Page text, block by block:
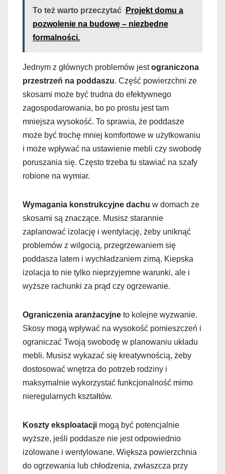
To też warto przeczytać
Projekt domu a
pozwolenie na budowę – niezbędne
formalności.
Jednym z głównych problemów jestograniczona
przestrzeń na poddaszu. Część powierzchni ze
skosami może być trudna do efektywnego
zagospodarowania, bo po prostu jest tam
mniejsza wysokość. To sprawia, że poddasze
może być trochę mniej komfortowe w użytkowaniu
i może wpływać na ustawienie mebli czy swobodę
poruszania się. Często trzeba tu stawiać na szafy
robione na wymiar.
Wymagania konstrukcyjne dachu w domach ze
skosami są znaczące. Musisz starannie
zaplanować izolację i wentylację, żeby uniknąć
problemów z wilgocią, przegrzewaniem się
poddasza latem i wychładzaniem zimą. Kiepska
izolacja to nie tylko nieprzyjemne warunki, ale i
wyższe rachunki za prąd czy ogrzewanie.
Ograniczenia aranżacyjne to kolejne wyzwanie.
Skosy mogą wpływać na wysokość pomieszczeń i
ograniczać Twoją swobodę w planowaniu układu
mebli. Musisz wykazać się kreatywnością, żeby
dostosować wnętrza do potrzeb rodziny i
maksymalnie wykorzystać funkcjonalność mimo
nieregularnych kształtów.
Koszty eksploatacji mogą być potencjalnie
wyższe, jeśli poddasze nie jest odpowiednio
izolowane i wentylowane. Większa powierzchnia
do ogrzewania lub chłodzenia, zwłaszcza przy